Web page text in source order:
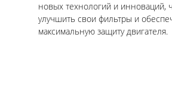
новых технологий и инноваций,
улучшить свои фильтры и
максимальную защиту двигателя.